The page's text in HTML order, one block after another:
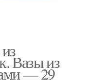
Вазы из
— 29